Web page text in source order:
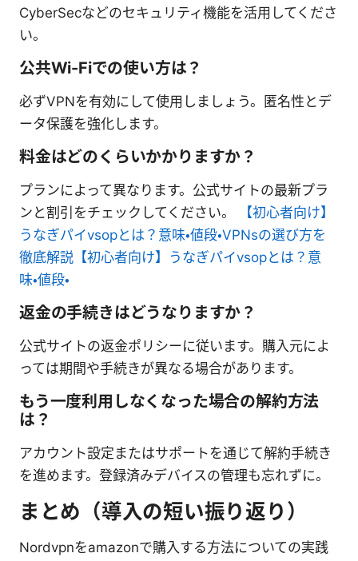
CyberSecなどのセキュリティ機能を活用してくださ
い。
公共Wi-Fiでの使い方は？
必ずVPNを有効にして使用しましょう。匿名性とデ
ータ保護を強化します。
料金はどのくらいかかりますか？
プランによって異なります。公式サイトの最新プラ
ンと割引をチェックしてください。
【初心者向け】
うなぎパイvsopとは？意味・値段・VPNsの選び方を
徹底解説【初心者向け】うなぎパイvsopとは？意
味・値段・
返金の手続きはどうなりますか？
公式サイトの返金ポリシーに従います。購入元によ
っては期間や手続きが異なる場合があります。
もう一度利用しなくなった場合の解約方法
は？
アカウント設定またはサポートを通じて解約手続き
を進めます。登録済みデバイスの管理も忘れずに。
まとめ（導入の短い振り返り）
Nordvpnをamazonで購入する方法についての実践